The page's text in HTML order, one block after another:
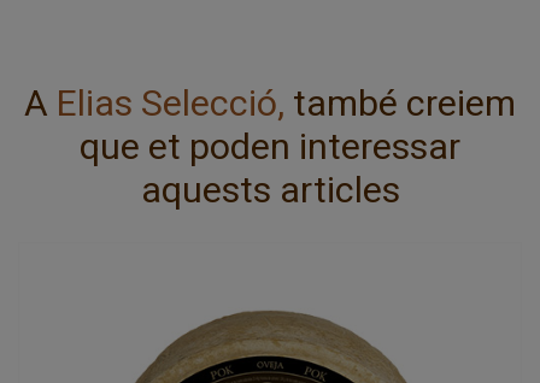
A Elias Selecció, també creiem
que et poden interessar
aquests articles